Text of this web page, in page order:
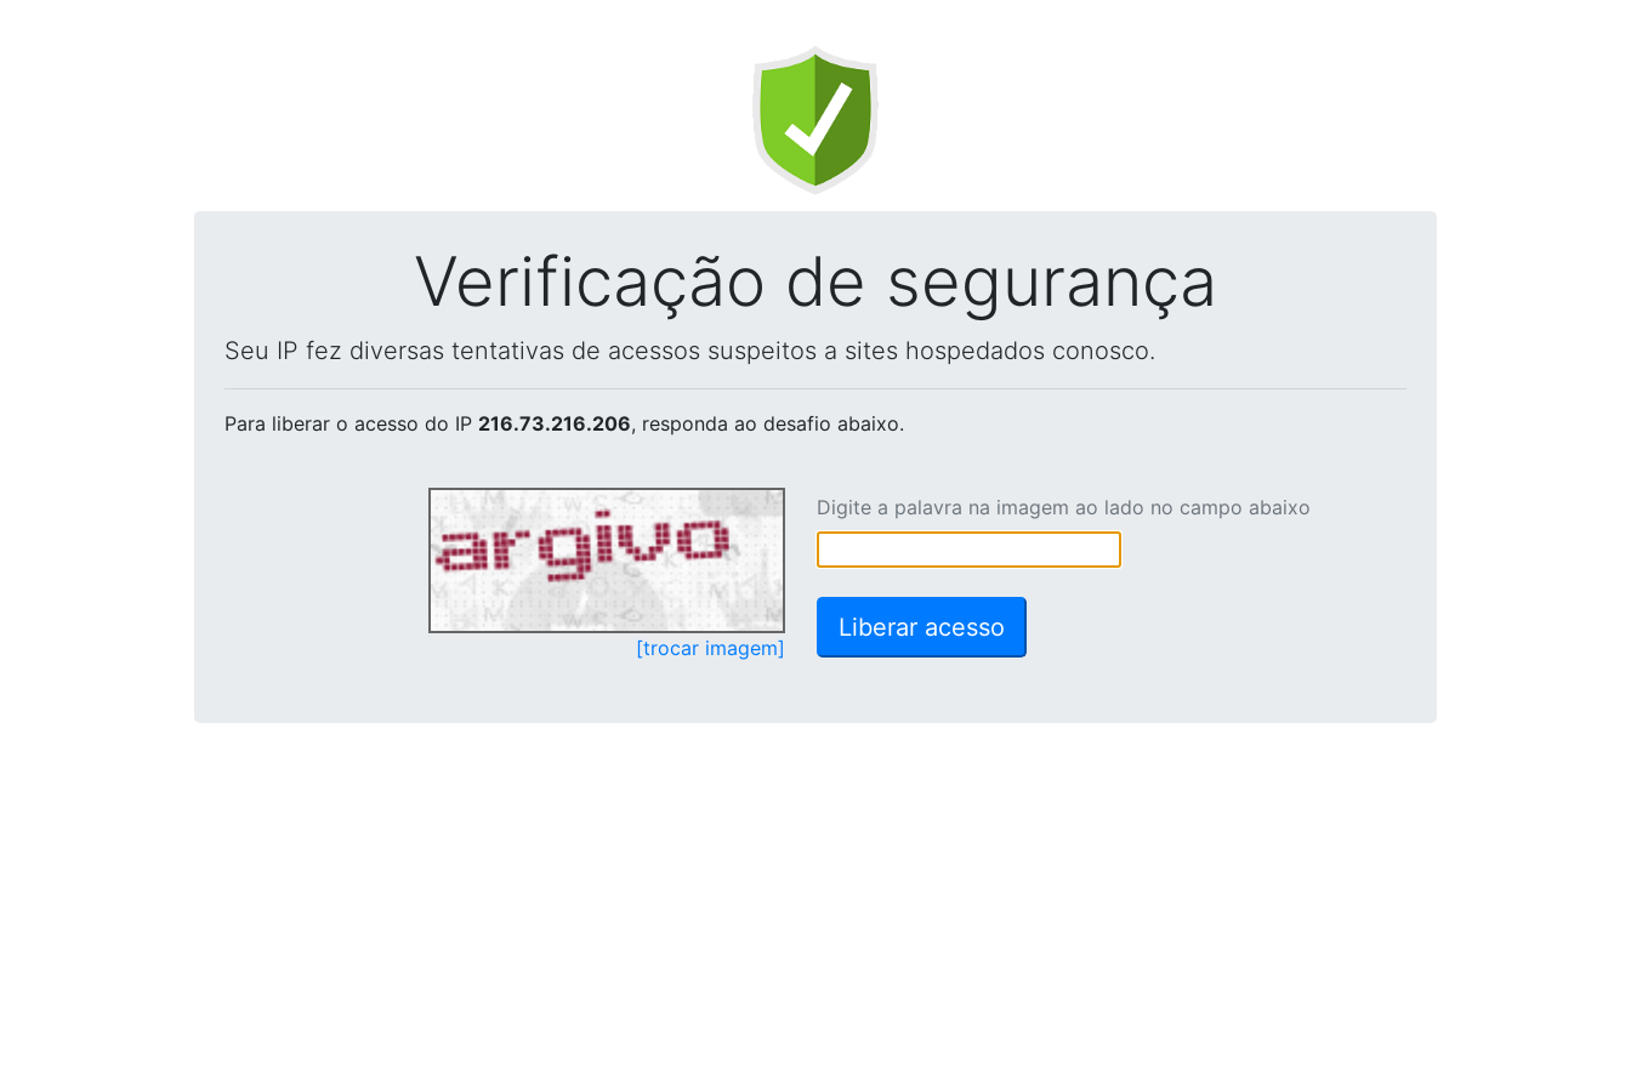
Verificação de segurança
Seu IP fez diversas tentativas de acessos suspeitos a sites hospedados conosco.
Para liberar o acesso do IP 216.73.216.206, responda ao desafio abaixo.
[trocar imagem]
Digite a palavra na imagem ao lado no campo abaixo